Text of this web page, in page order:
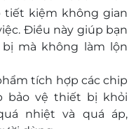
tiết kiệm không gian
Điều này giúp bạn
mà không làm lộn
tích hợp các chip
bảo vệ thiết bị khỏi
nhiệt và quá áp,